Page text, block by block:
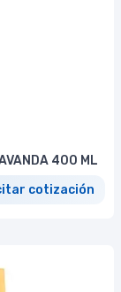
400 ML
cotización